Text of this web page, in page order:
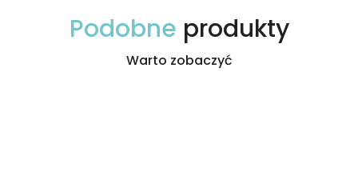
Podobne produkty
Warto zobaczyć